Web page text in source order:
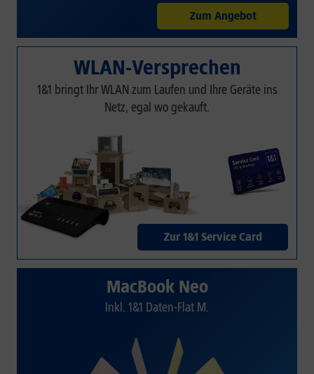
Zum Angebot
WLAN-Versprechen
1&1 bringt Ihr WLAN zum Laufen und Ihre Geräte ins
Netz, egal wo gekauft.
Zur 1&1 Service Card
MacBook Neo
Inkl. 1&1 Daten-Flat M.